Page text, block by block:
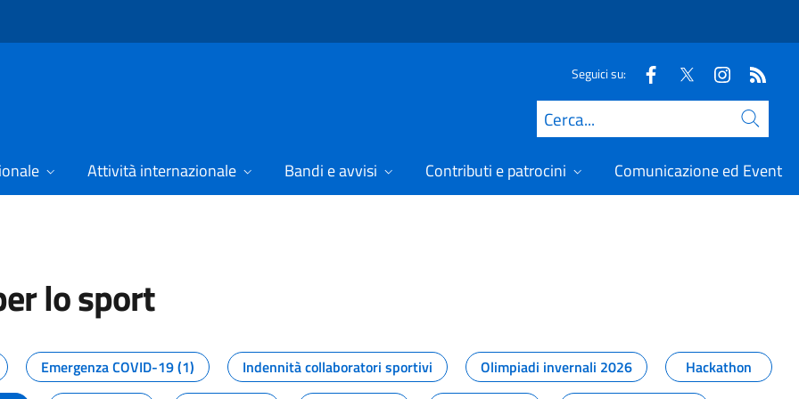
Seguici su:
Cerca
Attività internazionale Bandi e avvisi Contributi e patrocini Comunicazione ed Eventi
lo sport
dal Dipartimento per lo sport
Emergenza COVID-19 (1) Indennità collaboratori sportivi Olimpiadi invernali 2026
Hackathon